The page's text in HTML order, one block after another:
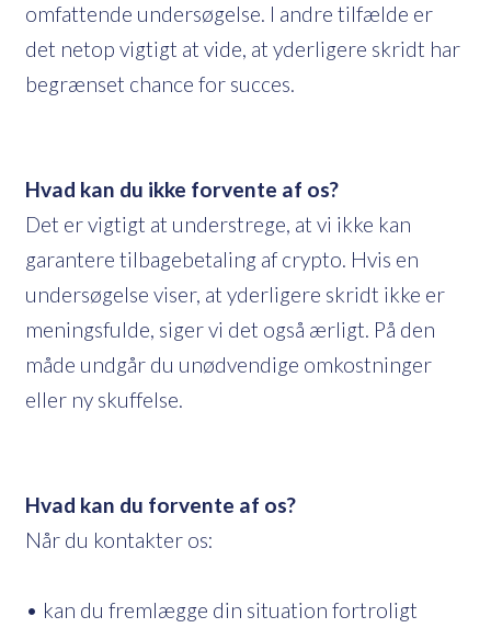
omfattende undersøgelse. I andre tilfælde er
det netop vigtigt at vide, at yderligere skridt har
begrænset chance for succes.
Hvad kan du ikke forvente af os?
Det er vigtigt at understrege, at vi ikke kan
garantere tilbagebetaling af crypto. Hvis en
undersøgelse viser, at yderligere skridt ikke er
meningsfulde, siger vi det også ærligt. På den
måde undgår du unødvendige omkostninger
eller ny skuffelse.
Hvad kan du forvente af os?
Når du kontakter os:
• kan du fremlægge din situation fortroligt